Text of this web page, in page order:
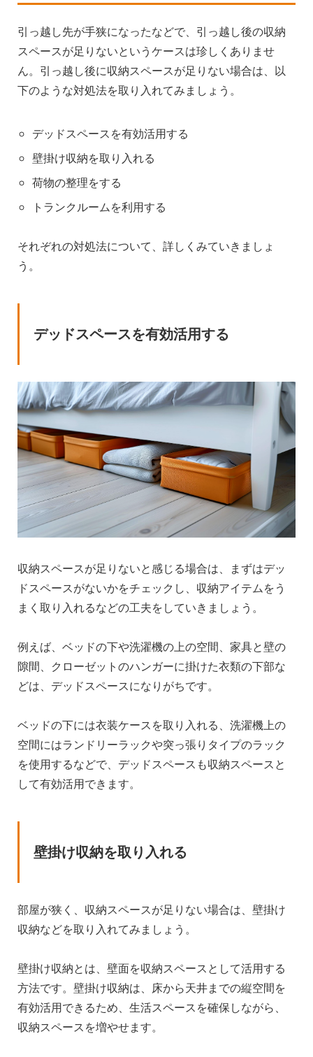
引っ越し先が手狭になったなどで、引っ越し後の収納
スペースが足りないというケースは珍しくありませ
ん。引っ越し後に収納スペースが足りない場合は、以
下のような対処法を取り入れてみましょう。
デッドスペースを有効活用する
壁掛け収納を取り入れる
荷物の整理をする
トランクルームを利用する
それぞれの対処法について、詳しくみていきましょ
う。
デッドスペースを有効活用する
収納スペースが足りないと感じる場合は、まずはデッ
ドスペースがないかをチェックし、収納アイテムをう
まく取り入れるなどの工夫をしていきましょう。
例えば、ベッドの下や洗濯機の上の空間、家具と壁の
隙間、クローゼットのハンガーに掛けた衣類の下部な
どは、デッドスペースになりがちです。
ベッドの下には衣装ケースを取り入れる、洗濯機上の
空間にはランドリーラックや突っ張りタイプのラック
を使用するなどで、デッドスペースも収納スペースと
して有効活用できます。
壁掛け収納を取り入れる
部屋が狭く、収納スペースが足りない場合は、壁掛け
収納などを取り入れてみましょう。
壁掛け収納とは、壁面を収納スペースとして活用する
方法です。壁掛け収納は、床から天井までの縦空間を
有効活用できるため、生活スペースを確保しながら、
収納スペースを増やせます。